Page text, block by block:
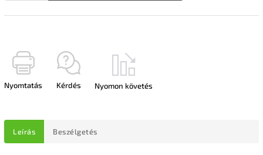
Nyomtatás Kérdés Nyomon követés
Leírás Beszélgetés